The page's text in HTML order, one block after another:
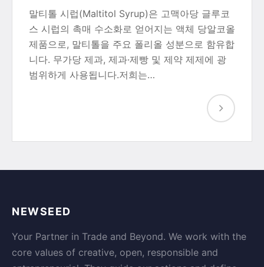
말티톨 시럽(Maltitol Syrup)은 고맥아당 글루코
스 시럽의 촉매 수소화로 얻어지는 액체 당알코올
제품으로, 말티톨을 주요 폴리올 성분으로 함유합
니다. 무가당 제과, 제과·제빵 및 제약 제제에 광
범위하게 사용됩니다.저희는…
NEWSEED
Your Partner in Trade and Beyond. We work with the
core values of creative, open, responsible and